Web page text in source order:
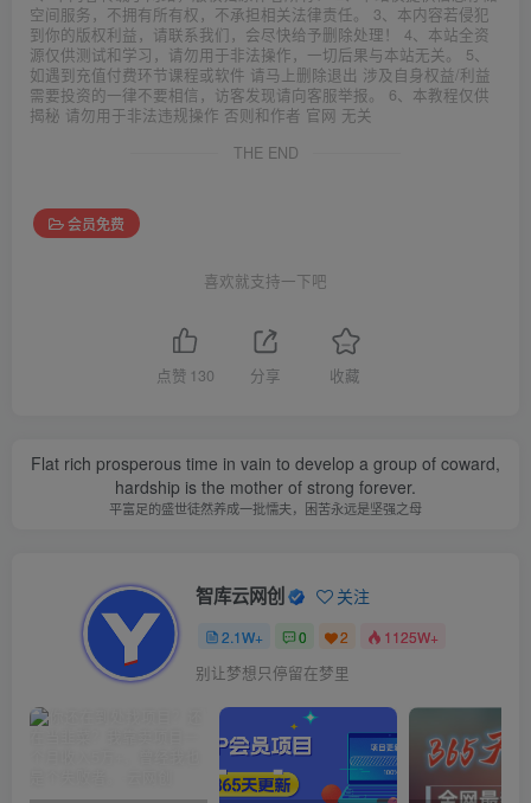
空间服务，不拥有所有权，不承担相关法律责任。 3、本内容若侵犯
到你的版权利益，请联系我们，会尽快给予删除处理！ 4、本站全资
源仅供测试和学习，请勿用于非法操作，一切后果与本站无关。 5、
如遇到充值付费环节课程或软件 请马上删除退出 涉及自身权益/利益
需要投资的一律不要相信，访客发现请向客服举报。 6、本教程仅供
揭秘 请勿用于非法违规操作 否则和作者 官网 无关
THE END
会员免费
喜欢就支持一下吧
点赞 130 分享 收藏
Flat rich prosperous time in vain to develop a group of coward,
hardship is the mother of strong forever.
平富足的盛世徒然养成一批懦夫，困苦永远是坚强之母
智库云网创 关注
2.1W+ 0 2 1125W+
别让梦想只停留在梦里